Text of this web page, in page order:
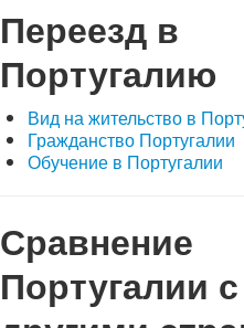
Переезд в
Португалию
Вид на жительство в
Гражданство Португалии
Обучение в Португалии
Сравнение
Португалии с